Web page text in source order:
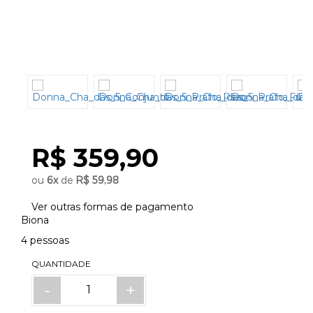
R$ 359,90
ou 6xde R$ 59,98
Ver outras formas de pagamento
Biona
4 pessoas
QUANTIDADE
- +